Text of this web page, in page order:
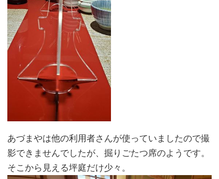
あづまやは他の利用者さんが使っていましたので撮
影できませんでしたが、掘りごたつ席のようです。
そこから見える坪庭だけ少々。